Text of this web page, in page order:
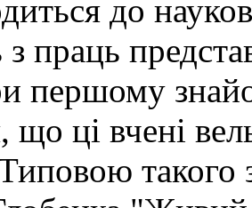
до
праць
першому
що ці вчені
такого